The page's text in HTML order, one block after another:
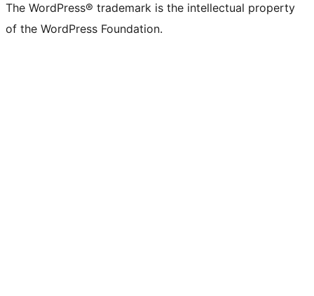
The WordPress® trademark is the intellectual property
of the WordPress Foundation.